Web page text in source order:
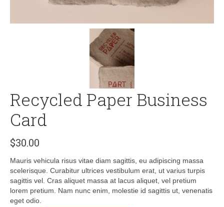
Recycled Paper Business
Card
$30.00
Mauris vehicula risus vitae diam sagittis, eu adipiscing massa
scelerisque. Curabitur ultrices vestibulum erat, ut varius turpis
sagittis vel. Cras aliquet massa at lacus aliquet, vel pretium
lorem pretium. Nam nunc enim, molestie id sagittis ut, venenatis
eget odio.